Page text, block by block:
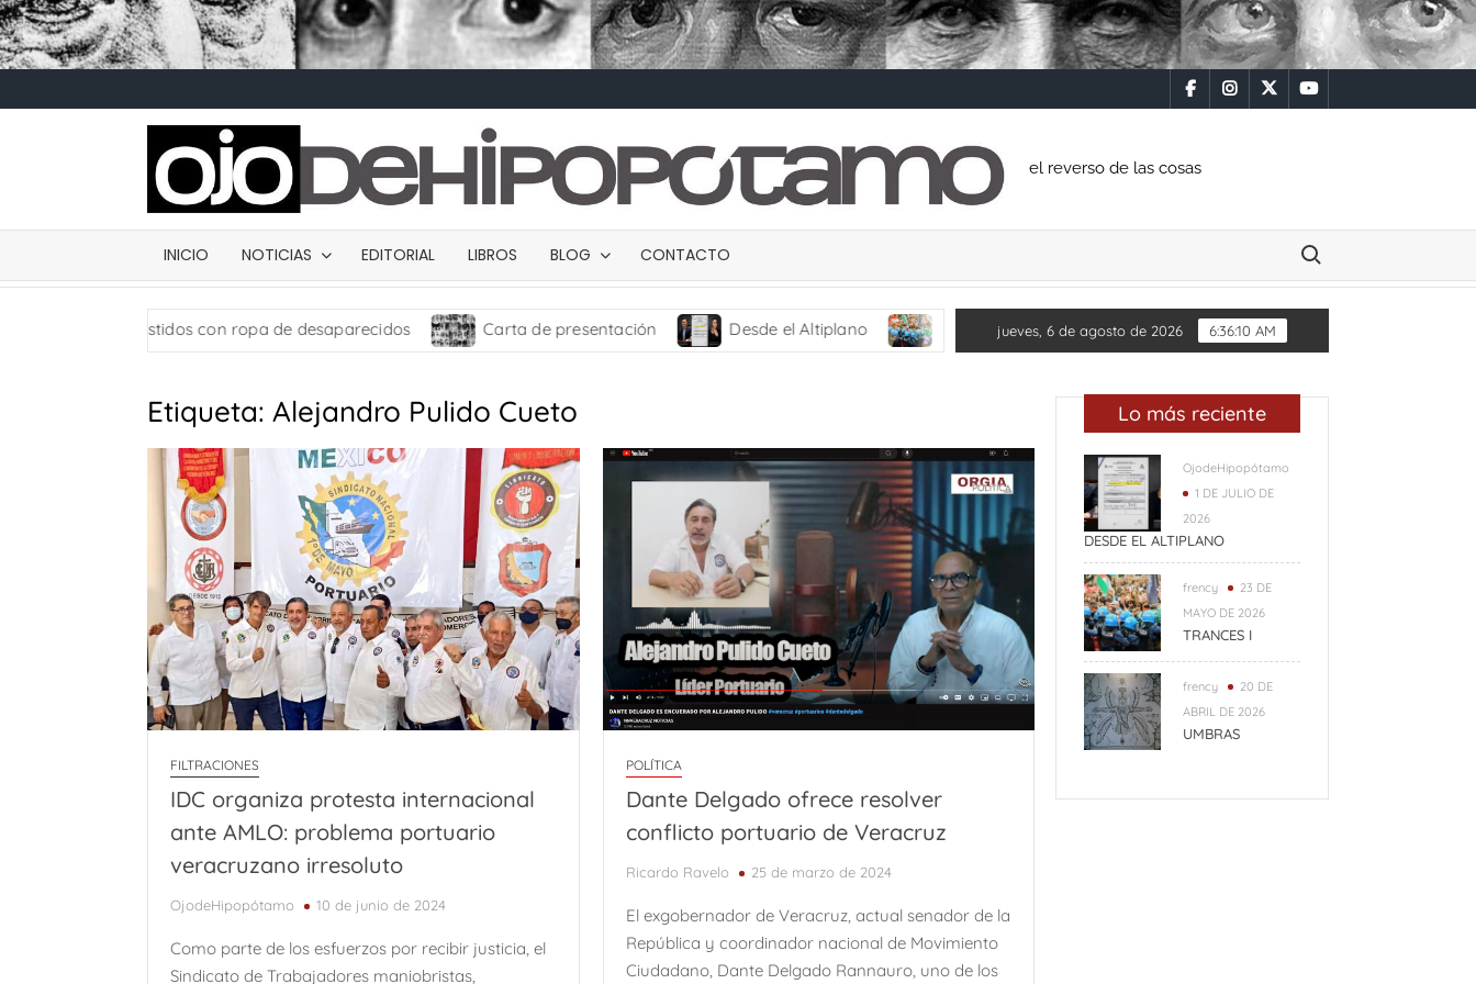
facebookinstagram
x youtube
el reverso de las cosas
INICIO NOTICIAS EDITORIAL LIBROS BLOG CONTACTO Buscar:
vestidos con ropa de desaparecidos Carta de presentación Desde el Altiplano TRANCES I UMBRAS Diputada Daylín García adquiere
jueves, 6 de agosto de 2026 6:36:10 AM
Etiqueta:Alejandro Pulido Cueto
FILTRACIONES
IDC organiza protesta internacional
ante AMLO: problema portuario
veracruzano irresoluto
OjodeHipopótamo 10 de junio de 2024
Como parte de los esfuerzos por recibir justicia, el
Sindicato de Trabajadores maniobristas,
POLÍTICA
Dante Delgado ofrece resolver
conflicto portuario de Veracruz
Ricardo Ravelo 25 de marzo de 2024
El exgobernador de Veracruz, actual senador de la
República y coordinador nacional de Movimiento
Ciudadano, Dante Delgado Rannauro, uno de los
Lo más reciente
OjodeHipopótamo
1 DE JULIO DE
2026
DESDE EL ALTIPLANO
frency
23 DE
MAYO DE 2026
TRANCES I
frency
20 DE
ABRIL DE 2026
UMBRAS